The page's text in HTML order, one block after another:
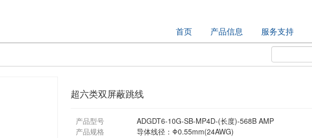
首页 产品信息 服务支持
超六类双屏蔽跳线
产品型号
ADGDT6-10G-SB-MP4D-(长度)-568B AMP
产品规格
导体线径：Φ0.55mm(24AWG)